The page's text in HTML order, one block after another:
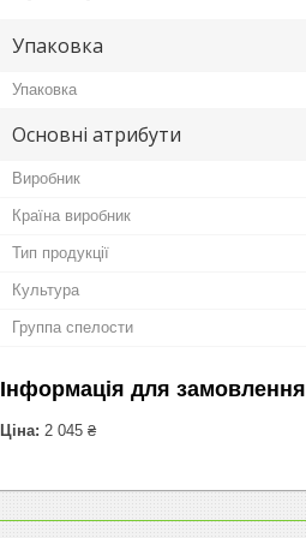
Упаковка
Упаковка
Основні атрибути
Виробник
Країна виробник
Тип продукції
Культура
Группа спелости
Інформація для замовлення
Ціна: 2 045 ₴